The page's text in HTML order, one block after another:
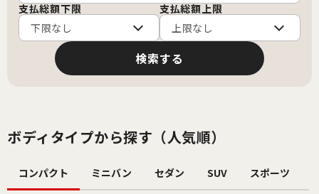
支払総額下限
支払総額上限
ボディタイプから探す（人気順）
コンパクト ミニバン セダン SUV スポーツ